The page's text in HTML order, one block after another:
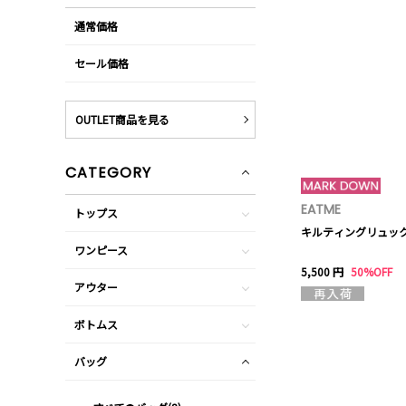
EATME
キルティングリュッ
5,500 円 50%OFF
通常価格
セール価格
OUTLET商品を見る
CATEGORY
トップス
ワンピース
アウター
ボトムス
バッグ